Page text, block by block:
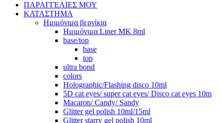
ΠΑΡΑΓΓΕΛΙΕΣ ΜΟΥ
ΚΑΤΑΣΤΗΜΑ
Ημιμόνιμα βερνίκια
Ημιμόνιμα Liner ΜΚ 8ml
base/top
base
top
ultra bond
colors
Holographic/Flashing disco 10ml
5D cat eyes/ super cat eyes/ Disco cat eyes 10m
Macaron/ Candy/ Sandy
Glitter gel polish 10ml/15ml
Glitter starry gel polish 10ml